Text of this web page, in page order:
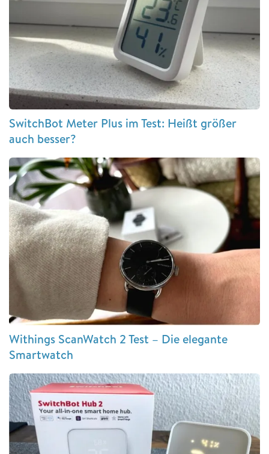
SwitchBot Meter Plus im Test: Heißt größer
auch besser?
Withings ScanWatch 2 Test – Die elegante
Smartwatch